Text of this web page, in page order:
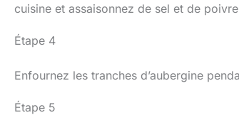
cuisine et assaisonnez de sel et de
Étape 4
Enfournez les tranches d’aubergine
Étape 5